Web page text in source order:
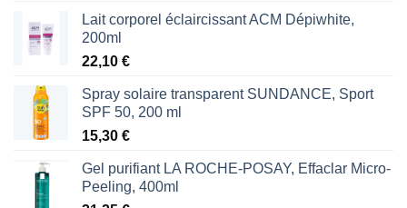
Lait corporel éclaircissant ACM Dépiwhite,
200ml
22,10 €
Spray solaire transparent SUNDANCE, Sport
SPF 50, 200 ml
15,30 €
Gel purifiant LA ROCHE-POSAY, Effaclar Micro-
Peeling, 400ml